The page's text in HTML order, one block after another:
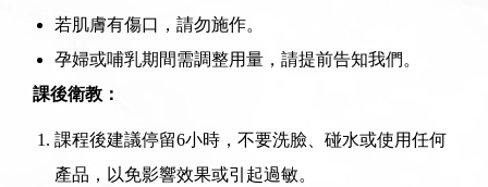
若肌膚有傷口，請勿施作。
孕婦或哺乳期間需調整用量，請提前告知我們。
課後衛教：
課程後建議停留6小時，不要洗臉、碰水或使用任何
產品，以免影響效果或引起過敏。